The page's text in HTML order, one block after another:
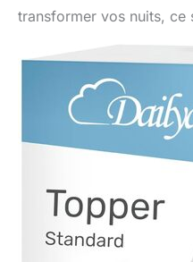
transformer vos nuits, ce